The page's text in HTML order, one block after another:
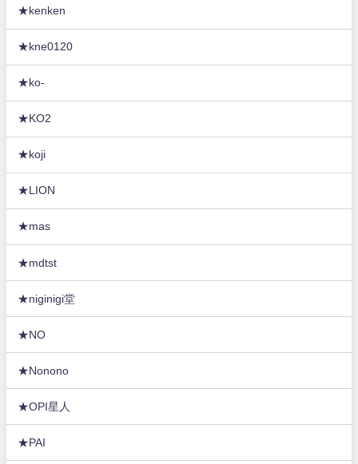
★kenken
★kne0120
★ko-
★KO2
★koji
★LION
★mas
★mdtst
★niginigi堂
★NO
★Nonono
★OPI星人
★PAI